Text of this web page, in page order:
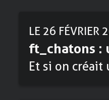
LE 26 FÉVRIER
ft_chatons :
Et si on créait